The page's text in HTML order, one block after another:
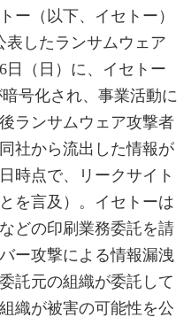
ー（以下、イセトー）
表したランサムウェア
日（日）に、イセトー
号化され、事業活動に
ランサムウェア攻撃者
社から流出した情報が
時点で、リークサイト
を言及）。イセトーは
どの印刷業務委託を請
ー攻撃による情報漏洩
託元の組織が委託して
織が被害の可能性を公